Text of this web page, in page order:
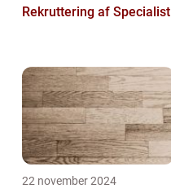
Rekruttering af Specialist
22 november 2024